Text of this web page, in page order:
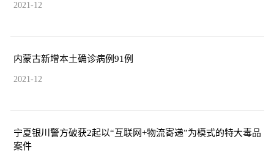
2021-12
内蒙古新增本土确诊病例91例
2021-12
宁夏银川警方破获2起以“互联网+物流寄递”为模式的特大毒品
案件